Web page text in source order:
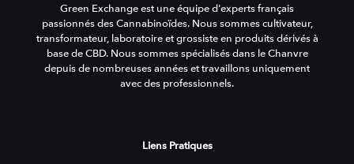
Green Exchange est une équipe d'experts français
passionnés des Cannabinoïdes. Nous sommes cultivateur,
transformateur, laboratoire et grossiste en produits dérivés à
base de CBD. Nous sommes spécialisés dans le Chanvre
depuis de nombreuses années et travaillons uniquement
avec des professionnels.
Liens Pratiques